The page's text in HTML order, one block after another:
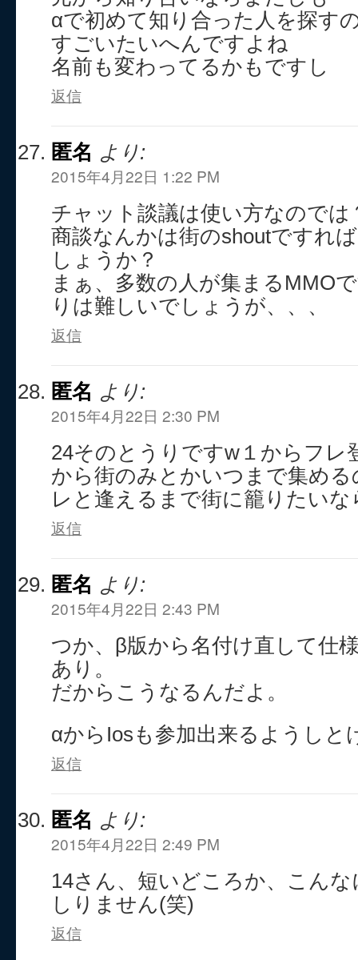
αで初めて知り合った人を探す
すごいたいへんですよね
名前も変わってるかもですし
返信
匿名 より:
2015年4月22日 1:22 PM
チャット談議は使い方なのでは
商談なんかは街のshoutですれ
しょうか？
まぁ、多数の人が集まるMMO
りは難しいでしょうが、、、
返信
匿名 より:
2015年4月22日 2:30 PM
24そのとうりですw１からフレ
から街のみとかいつまで集め
レと逢えるまで街に籠りたい
返信
匿名 より:
2015年4月22日 2:43 PM
つか、β版から名付け直して仕
あり。
だからこうなるんだよ。
αからIosも参加出来るようしと
返信
匿名 より:
2015年4月22日 2:49 PM
14さん、短いどころか、こん
しりません(笑)
返信